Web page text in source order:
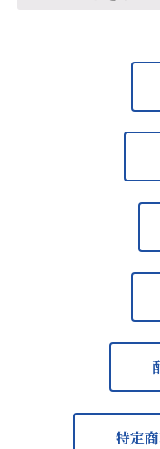
特定